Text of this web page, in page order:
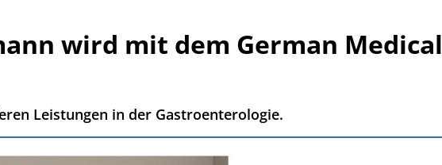
wird mit dem German Medical
Leistungen in der Gastroenterologie.